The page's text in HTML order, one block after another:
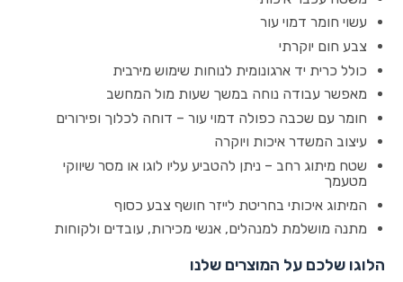
עשוי חומר דמוי עור
צבע חום יוקרתי
כולל כרית יד ארגונומית לנוחות שימוש מירבית
מאפשר עבודה נוחה במשך שעות מול המחשב
חומר עם שכבה כפולה דמוי עור – דוחה לכלוך ופירורים
עיצוב המשדר איכות ויוקרה
שטח מיתוג רחב – ניתן להטביע עליו לוגו או מסר שיווקי
מטעמך
המיתוג איכותי בחריטת לייזר חושף צבע כסוף
מתנה מושלמת למנהלים, אנשי מכירות, עובדים ולקוחות
הלוגו שלכם על המוצרים שלנו